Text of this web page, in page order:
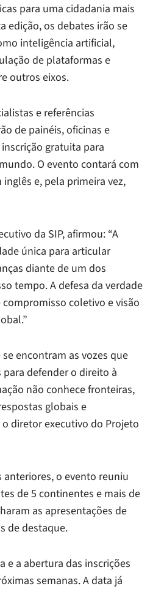
para uma cidadania mais
edição, os debates irão se
inteligência artificial,
de plataformas e
outros eixos.
e referências
de painéis, oficinas e
gratuita para
O evento contará com
e, pela primeira vez,
da SIP, afirmou: “A
única para articular
diante de um dos
tempo. A defesa da verdade
coletivo e visão
encontram as vozes que
defender o direito à
não conhece fronteiras,
globais e
diretor executivo do Projeto
anteriores, o evento reuniu
de 5 continentes e mais de
as apresentações de
de destaque.
e a abertura das inscrições
semanas. A data já